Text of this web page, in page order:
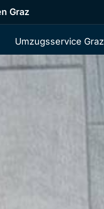
Graz
Umzugsservice Graz